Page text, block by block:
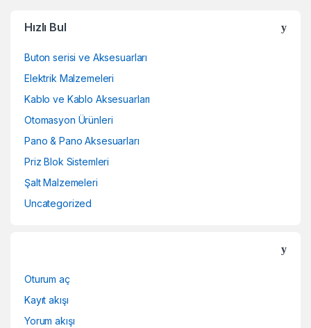
Hızlı Bul
Buton serisi ve Aksesuarları
Elektrik Malzemeleri
Kablo ve Kablo Aksesuarları
Otomasyon Ürünleri
Pano & Pano Aksesuarları
Priz Blok Sistemleri
Şalt Malzemeleri
Uncategorized
Oturum aç
Kayıt akışı
Yorum akışı